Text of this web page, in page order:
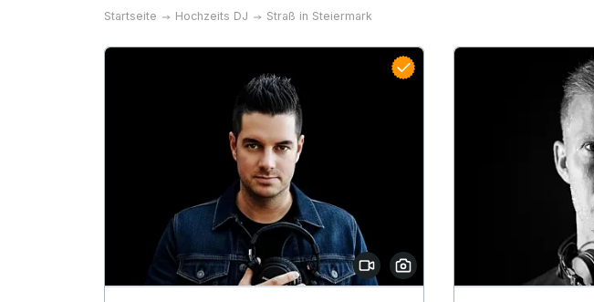
Startseite Hochzeits DJ Straß in Steiermark